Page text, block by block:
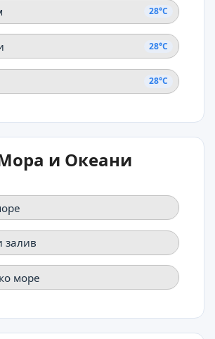
28°C
28°C
28°C
и Океани
залив
море